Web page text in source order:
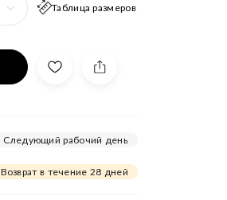
Таблица размеров
Следующий рабочий день
Возврат в течение 28 дней